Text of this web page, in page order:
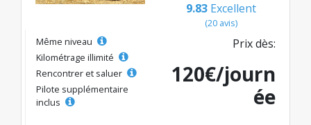
9.83 Excellent
(20 avis)
Même niveau
Kilométrage illimité
Rencontrer et saluer
Pilote supplémentaire
inclus
Prix dès:
120€/journ
ée